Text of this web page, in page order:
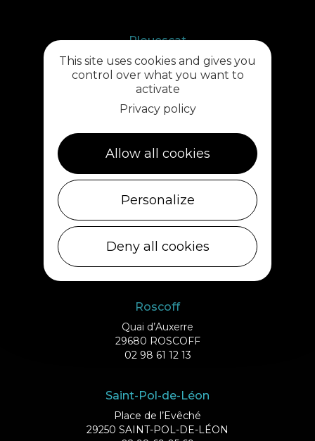
Plouescat
5, rue des Halles
29430 PLOUESCAT
02 98 69 62 18
1 rue de Plouescat
02 98 69 43 01
Ile de Batz
29253 ILE DE BATZ
02 98 61 75 70
Roscoff
Quai d’Auxerre
29680 ROSCOFF
02 98 61 12 13
Saint-Pol-de-Léon
Place de l’Evêché
29250 SAINT-POL-DE-LÉON
This site uses cookies and gives you
control over what you want to
activate
Privacy policy
Allow all cookies
Personalize
Deny all cookies